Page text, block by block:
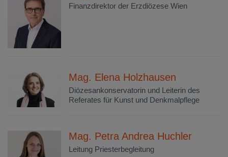
Finanzdirektor der Erzdiözese Wien
Mag. Elena Holzhausen
Diözesankonservatorin und Leiterin des
Referates für Kunst und Denkmalpflege
Mag. Petra Andrea Huchler
Leitung Priesterbegleitung